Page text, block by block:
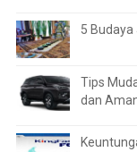
5
Tips
dan